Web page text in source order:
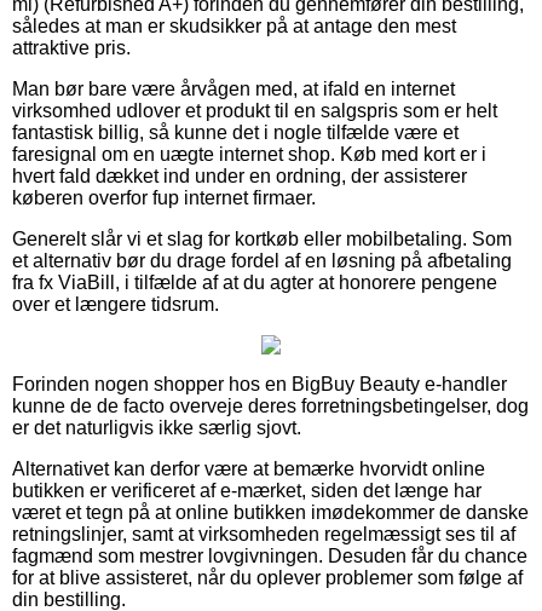
således at man er skudsikker på at antage den mest
attraktive pris.
Man bør bare være årvågen med, at ifald en internet
virksomhed udlover et produkt til en salgspris som er helt
fantastisk billig, så kunne det i nogle tilfælde være et
faresignal om en uægte internet shop. Køb med kort er i
hvert fald dækket ind under en ordning, der assisterer
køberen overfor fup internet firmaer.
Generelt slår vi et slag for kortkøb eller mobilbetaling. Som
et alternativ bør du drage fordel af en løsning på afbetaling
fra fx ViaBill, i tilfælde af at du agter at honorere pengene
over et længere tidsrum.
Forinden nogen shopper hos en BigBuy Beauty e-handler
kunne de de facto overveje deres forretningsbetingelser, dog
er det naturligvis ikke særlig sjovt.
Alternativet kan derfor være at bemærke hvorvidt online
butikken er verificeret af e-mærket, siden det længe har
været et tegn på at online butikken imødekommer de danske
retningslinjer, samt at virksomheden regelmæssigt ses til af
fagmænd som mestrer lovgivningen. Desuden får du chance
for at blive assisteret, når du oplever problemer som følge af
din bestilling.